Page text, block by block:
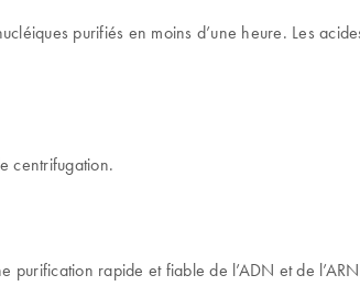
purifiés en moins d’une heure. Les
centrifugation.
rapide et fiable de l’ADN et de